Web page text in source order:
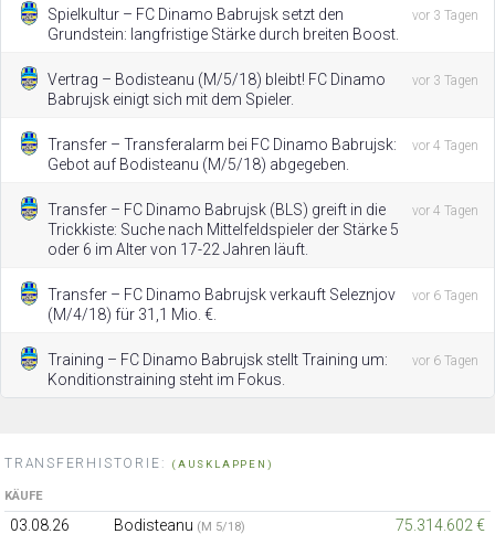
Spielkultur – FC Dinamo Babrujsk setzt den
Grundstein: langfristige Stärke durch breiten Boost.
vor 3 Tagen
Vertrag – Bodisteanu (M/5/18) bleibt! FC Dinamo
Babrujsk einigt sich mit dem Spieler.
vor 3 Tagen
Transfer – Transferalarm bei FC Dinamo Babrujsk:
Gebot auf Bodisteanu (M/5/18) abgegeben.
vor 4 Tagen
Transfer – FC Dinamo Babrujsk (BLS) greift in die
Trickkiste: Suche nach Mittelfeldspieler der Stärke 5
oder 6 im Alter von 17-22 Jahren läuft.
vor 4 Tagen
Transfer – FC Dinamo Babrujsk verkauft Seleznjov
(M/4/18) für 31,1 Mio. €.
vor 6 Tagen
Training – FC Dinamo Babrujsk stellt Training um:
Konditionstraining steht im Fokus.
vor 6 Tagen
TRANSFERHISTORIE: (AUSKLAPPEN)
KÄUFE
03.08.26 Bodisteanu (M 5/18)
75.314.602 €